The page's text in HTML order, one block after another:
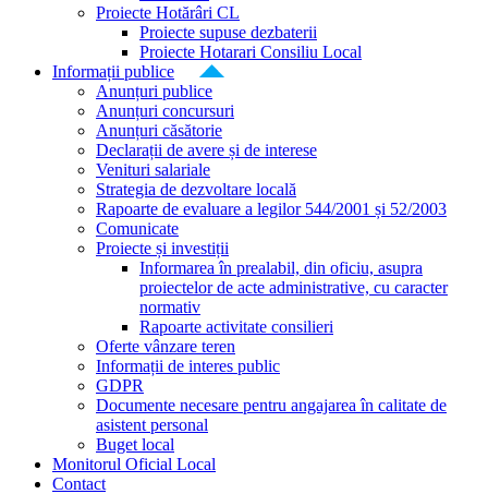
Proiecte Hotărâri CL
Proiecte supuse dezbaterii
Proiecte Hotarari Consiliu Local
Informații publice
Anunțuri publice
Anunțuri concursuri
Anunțuri căsătorie
Declarații de avere și de interese
Venituri salariale
Strategia de dezvoltare locală
Rapoarte de evaluare a legilor 544/2001 și 52/2003
Comunicate
Proiecte și investiții
Informarea în prealabil, din oficiu, asupra
proiectelor de acte administrative, cu caracter
normativ
Rapoarte activitate consilieri
Oferte vânzare teren
Informații de interes public
GDPR
Documente necesare pentru angajarea în calitate de
asistent personal
Buget local
Monitorul Oficial Local
Contact